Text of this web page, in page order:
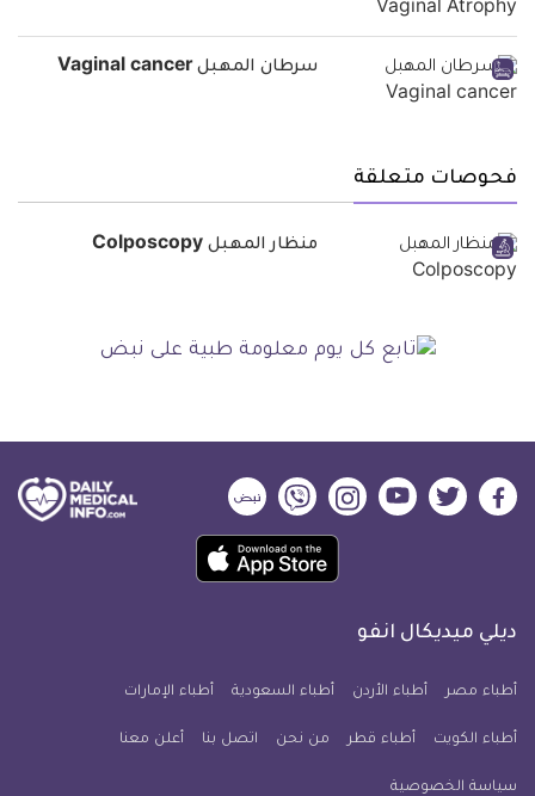
سرطان المهبل Vaginal cancer
فحوصات متعلقة
منظار المهبل Colposcopy
ديلي
فيسبوك
ديلي
تويتر
ديلي
ميديكال
يوتيوب
ديلي
ميديكال
انفو
ديلي
ميديكال
انفو
ديلي
ميديكال
انفو
حمل
تطبيق
معلومة
للآيفون
ديلي ميديكال انفو
أطباء مصر أطباء الأردن أطباء السعودية أطباء الإمارات
أطباء الكويت أطباء قطر من نحن اتصل بنا أعلن معنا
سياسة الخصوصية